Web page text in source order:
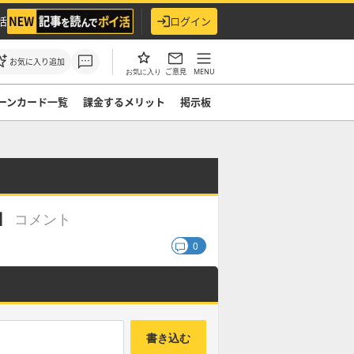
ログイン
お気に入り追加
お気に入り ご意見 MENU
ンカード一覧 課金するメリット 掲示板
コメント
0
書き込む